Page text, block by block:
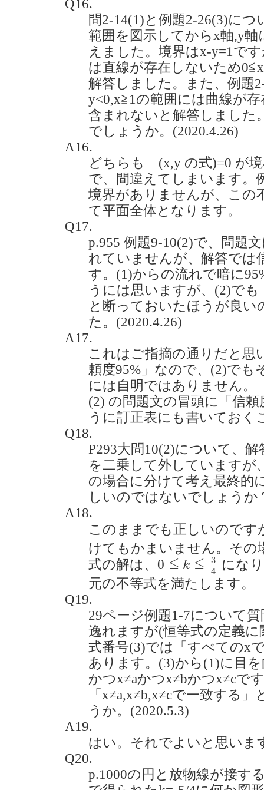
Q16.
問2-14(1)と例題2-26(3)に
範囲を図示してからx軸,y
えました。境界はx-y=1で
は直線が存在しないため
解答しました。また、例題
y<0,x≧1の範囲には曲線が
含まれないと解答しました
でしょうか。(2020.4.26)
A16.
どちらも (x,y の式)=0 が
で、間違えてしまいます。
境界がありませんが、この
て平面全体となります。
Q17.
p.955 例題9-10(2)で、問題
れていませんが、解答では
す。(1)からの流れで暗に
うには思いますが、(2)でも
と断っておいたほうが良
た。(2020.4.26)
A17.
これはご指摘の通りだと思
頼度95%」なので、(2)でも
には自明ではありません。
(2) の問題文の冒頭に「信
うに訂正表にも書いておく
Q18.
P293大問10(2)について、
を二乗して外していますが
の場合に分けて考え最終的
しいのではないでしょうか
A18.
このままでも正しいのです
けてもかまいません。その
式の解は、 0 ≦ k ≦ 3
4
0≦ k≦ 34
にな
元の不等式を満たします。
Q19.
29ページ例題1-7について
逸れますが(恒等式の定義
式番号(3)では「すべてのx
あります。(3)から(1)に目
かつx≠aかつx≠bかつx≠cで
「x≠a,x≠b,x≠cで一致する
うか。(2020.5.3)
A19.
はい。それでよいと思いま
Q20.
p.1000の円と放物線が接す